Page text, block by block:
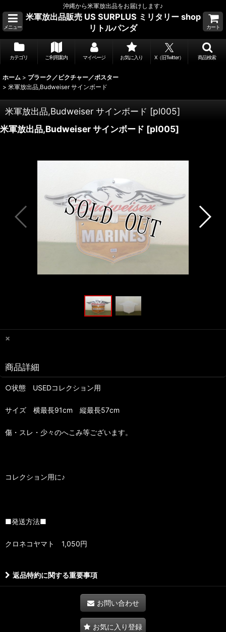
沖縄から米軍放出品をお届けします♪
メニュー
米軍放出品販売 US SURPLUS ミリタリー shop
リトルパンダ
カート
カテゴリ ご利用案内 マイページ お気に入り X（旧Twitter） 商品検索
ホーム > プラーク／ピクチャー／ポスター
> 米軍放出品,Budweiser サインボード
米軍放出品,Budweiser サインボード [pl005]
米軍放出品,Budweiser サインボード [pl005]
×
商品詳細
○状態 USEDコレクション用
サイズ 横最長91cm 縦最長57cm
傷・スレ・少々のへこみ等ございます。
コレクション用に♪
■発送方法■
クロネコヤマト 1,050円
返品特約に関する重要事項
お問い合わせ
お気に入り登録